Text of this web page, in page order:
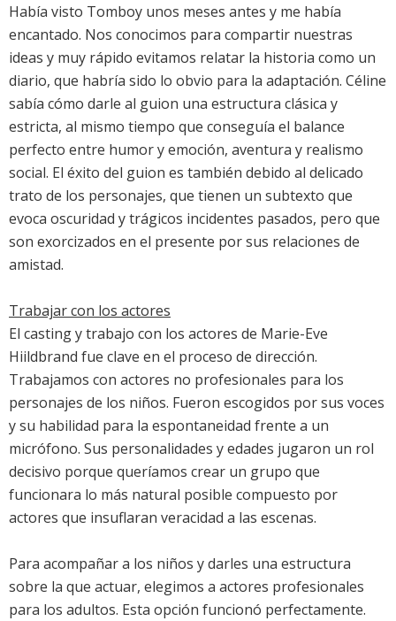
Había visto Tomboy unos meses antes y me había
encantado. Nos conocimos para compartir nuestras
ideas y muy rápido evitamos relatar la historia como un
diario, que habría sido lo obvio para la adaptación. Céline
sabía cómo darle al guion una estructura clásica y
estricta, al mismo tiempo que conseguía el balance
perfecto entre humor y emoción, aventura y realismo
social. El éxito del guion es también debido al delicado
trato de los personajes, que tienen un subtexto que
evoca oscuridad y trágicos incidentes pasados, pero que
son exorcizados en el presente por sus relaciones de
amistad.
Trabajar con los actores
El casting y trabajo con los actores de Marie-Eve
Hiildbrand fue clave en el proceso de dirección.
Trabajamos con actores no profesionales para los
personajes de los niños. Fueron escogidos por sus voces
y su habilidad para la espontaneidad frente a un
micrófono. Sus personalidades y edades jugaron un rol
decisivo porque queríamos crear un grupo que
funcionara lo más natural posible compuesto por
actores que insuflaran veracidad a las escenas.
Para acompañar a los niños y darles una estructura
sobre la que actuar, elegimos a actores profesionales
para los adultos. Esta opción funcionó perfectamente.